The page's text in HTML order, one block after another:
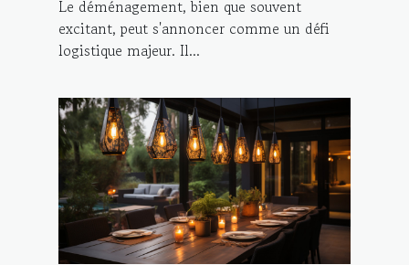
Le déménagement, bien que souvent
excitant, peut s'annoncer comme un défi
logistique majeur. Il...